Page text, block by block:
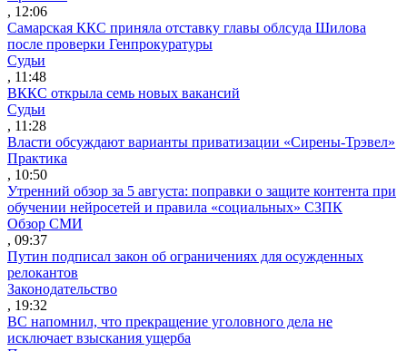
, 12:06
Самарская ККС приняла отставку главы облсуда Шилова
после проверки Генпрокуратуры
Судьи
, 11:48
ВККС открыла семь новых вакансий
Судьи
, 11:28
Власти обсуждают варианты приватизации «Сирены-Трэвел»
Практика
, 10:50
Утренний обзор за 5 августа: поправки о защите контента при
обучении нейросетей и правила «социальных» СЗПК
Обзор СМИ
, 09:37
Путин подписал закон об ограничениях для осужденных
релокантов
Законодательство
, 19:32
ВС напомнил, что прекращение уголовного дела не
исключает взыскания ущерба